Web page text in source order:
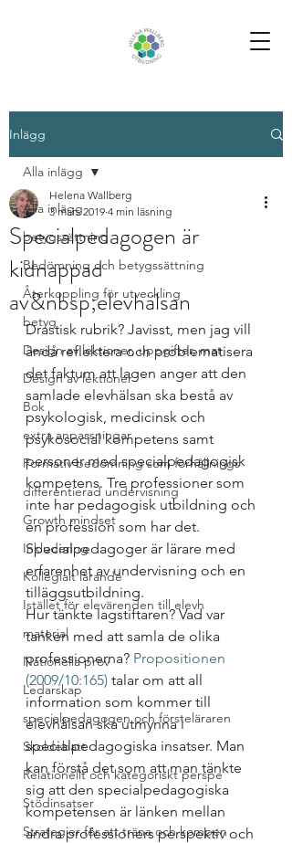
Inlägg
Alla inlägg
betygssättning
Bedömning och betygssättning
Återkoppling för utveckling
betyg
Design av lektioner, uppgifter, mat
Design av lektioner
Bok
extra anpassningar
Formativ bedömning som förhållnings
differentierad undervisning
Growth mindset
Inkludering
Kollegialt lärande
Istället för elevärenden till elevh
material
Nationella prov
Ledarskap
specialpedagogen och försteläraren
Skoldebatt
Relationellt och kategoriskt perspe
Stödinsatser
Strategier för att träna och kompen
Alla inlägg
Specialpedagogen är
kidnappad
av&nbsp;elevhälsan
Helena Wallberg
3 mars 2019 4 min läsning
Drastisk rubrik? Javisst, men jag vill
ändå reflektera och problematisera
det faktum att lagen anger att den
samlade elevhälsan ska bestå av
psykologisk, medicinsk och
psykosocial kompetens samt
personer med specialpedagogisk
kompetens. Tre professioner som
inte har pedagogisk utbildning och
en profession som har det.
Specialpedagoger är lärare med
erfarenhet av undervisning och en
tilläggsutbildning.
Hur tänkte lagstiftaren? Vad var
tanken med att samla de olika
professionerna? Propositionen
(2009/10:165) talar om att all
information som kommer till
elevhälsan ska utmynna i
specialpedagogiska insatser. Man
kan förstå det som att man tänkte
sig att den specialpedagogiska
kompetensen är länken mellan
andra professioners perspektiv och